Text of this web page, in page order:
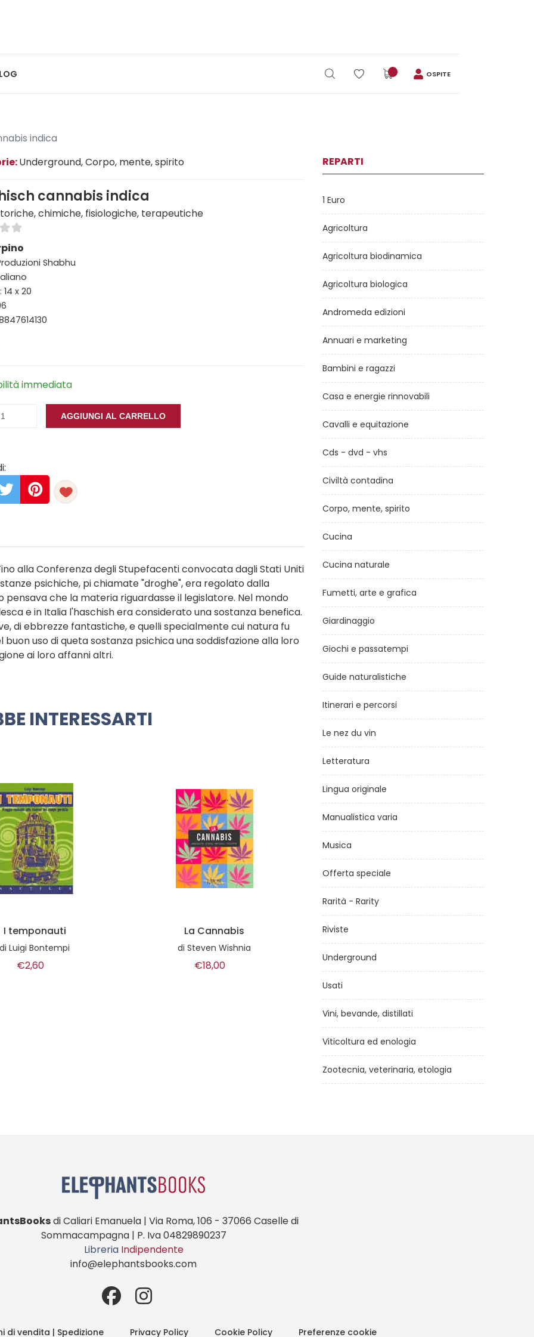
OSPITE
indica
Underground, Corpo, mente, spirito
cannabis indica
chimiche, fisiologiche, terapeutiche
Shabhu
x 20
immediata
AGGIUNGI AL CARRELLO
alla Conferenza degli Stupefacenti convocata dagli Stati Uniti
psichiche, pi chiamate "droghe", era regolato dalla
che la materia riguardasse il legislatore. Nel mondo
e in Italia l'haschish era considerato una sostanza benefica.
di ebbrezze fantastiche, e quelli specialmente cui natura fu
uso di queta sostanza psichica una soddisfazione alla loro
ai loro affanni altri.
INTERESSARTI
La Cannabis
diSteven Wishnia
€18,00
Le culture della visione 2
di AA.VV.
€10,00
REPARTI
1 Euro
Agricoltura
Agricoltura biodinamica
Agricoltura biologica
Andromeda edizioni
Annuari e marketing
Bambini e ragazzi
Casa e energie rinnovabili
Cavalli e equitazione
Cds - dvd - vhs
Civiltà contadina
Corpo, mente, spirito
Cucina
Cucina naturale
Fumetti, arte e grafica
Giardinaggio
Giochi e passatempi
Guide naturalistiche
Itinerari e percorsi
Le nez du vin
Letteratura
Lingua originale
Manualistica varia
Musica
Offerta speciale
Rarità - Rarity
Riviste
Underground
Usati
Vini, bevande, distillati
Viticoltura ed enologia
Zootecnia, veterinaria, etologia
di Caliari Emanuela | Via Roma, 106 - 37066 Caselle di
Sommacampagna | P. Iva 04829890237
Libreria Indipendente
info@elephantsbooks.com
di vendita | Spedizione Privacy Policy Cookie Policy Preferenze cookie